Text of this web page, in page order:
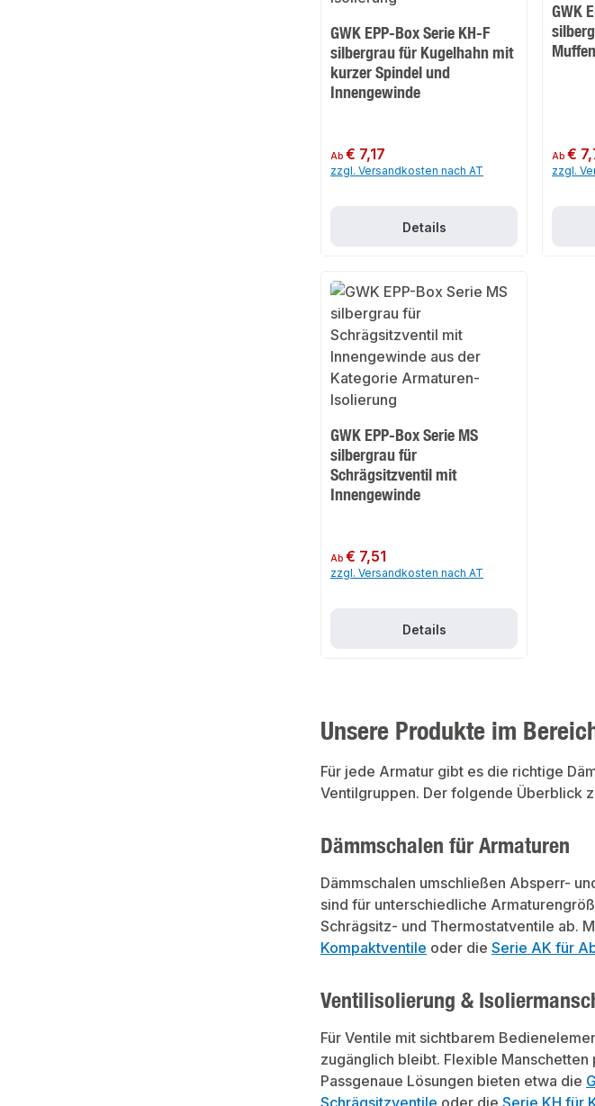
GWK EPP-Box Serie KH-F
silbergrau für Kugelhahn mit
kurzer Spindel und
Innengewinde
Regulärer Preis:
Ab€ 7,17
zzgl. Versandkosten nach AT
Details
GWK
Regulärer
Ab€
zzgl.
GWK EPP-Box Serie MS
silbergrau für
Schrägsitzventil mit
Innengewinde
Regulärer Preis:
Ab€ 7,51
zzgl. Versandkosten nach AT
Details
Unsere Produkte im
Für jede Armatur gibt es die richtige
Ventilgruppen. Der folgende Überblick
Dämmschalen für Armaturen
Dämmschalen umschließen Absperr-
sind für unterschiedliche
Schrägsitz- und Thermostatventile ab.
Kompaktventile oder die Serie AK für
Ventilisolierung &
Für Ventile mit sichtbarem
zugänglich bleibt. Flexible Manschetten
Passgenaue Lösungen bieten etwa die